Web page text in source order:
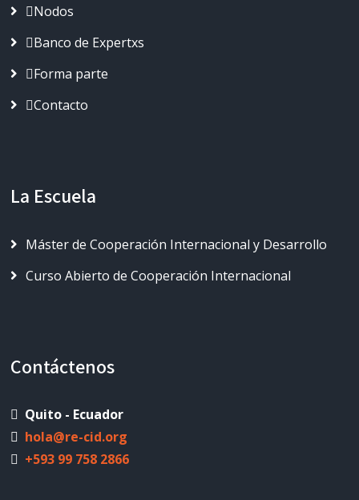
Nodos
Banco de Expertxs
Forma parte
Contacto
La Escuela
Máster de Cooperación Internacional y Desarrollo
Curso Abierto de Cooperación Internacional
Contáctenos
Quito - Ecuador
hola@re-cid.org
+593 99 758 2866